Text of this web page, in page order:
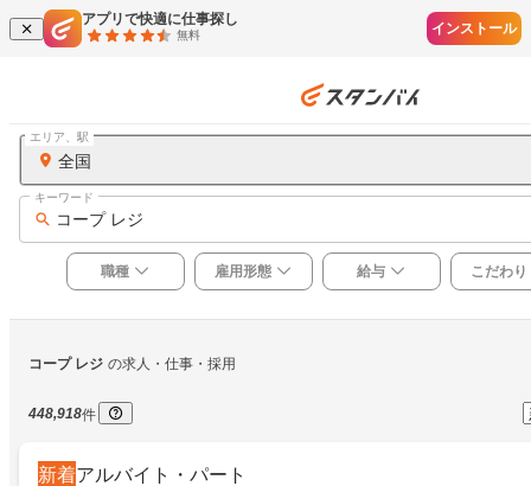
アプリで快適に仕事探し
無料 インストール
全国
エリア、駅
コープ レジ
キーワード
職種 雇用形態 給与 こだわり
コープ レジ の求人・仕事・採用
448,918件
新着アルバイト・パート